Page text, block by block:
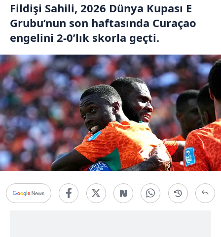
Fildişi Sahili, 2026 Dünya Kupası E
Grubu’nun son haftasında Curaçao
engelini 2-0’lık skorla geçti.